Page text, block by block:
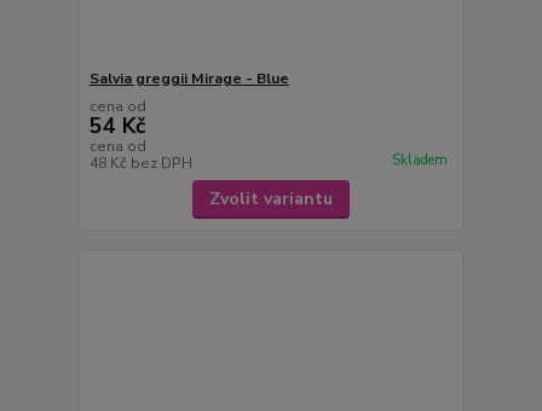
Salvia greggii Mirage - Blue
cena od
54 Kč
cena od
48 Kč bez DPH Skladem
Zvolit variantu